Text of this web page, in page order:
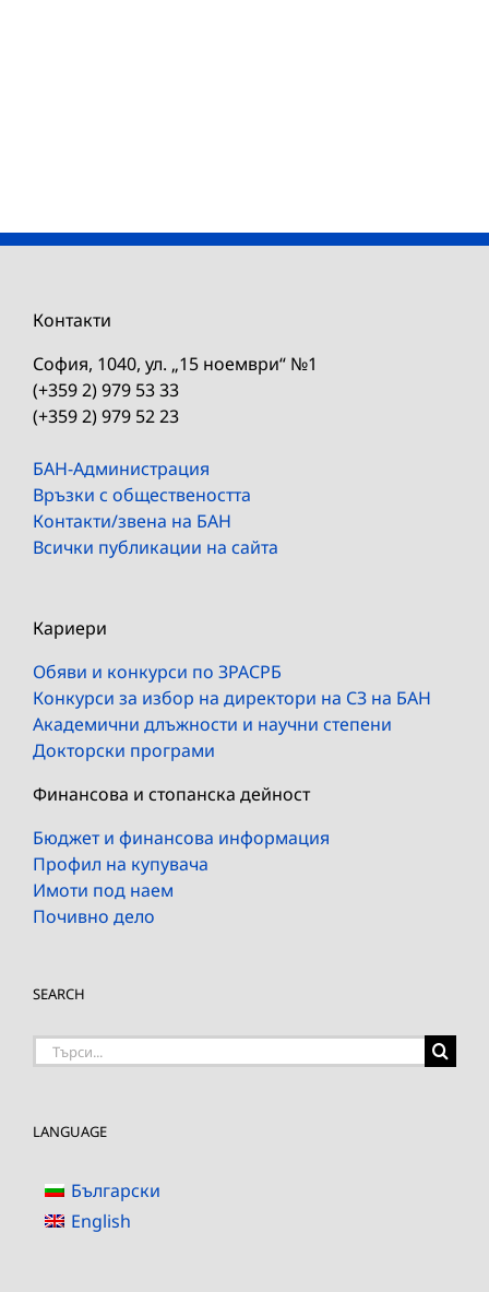
Контакти
София, 1040, ул. „15 ноември“ №1
(+359 2) 979 53 33
(+359 2) 979 52 23
БАН-Администрация
Връзки с обществеността
Контакти/звена на БАН
Всички публикации на сайта
Кариери
Обяви и конкурси по ЗРАСРБ
Конкурси за избор на директори на СЗ на БАН
Академични длъжности и научни степени
Докторски програми
Финансова и стопанска дейност
Бюджет и финансова информация
Профил на купувача
Имоти под наем
Почивно дело
SEARCH
Търсене
LANGUAGE
Български
English